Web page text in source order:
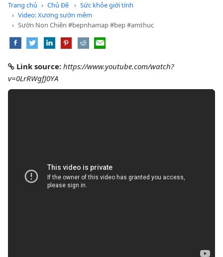
Trang chủ Chủ Đề
Sức khỏe giới tính
Video: Xương sườn mềm
Sườn Non Chiên #bepnhamap #bep #amthuc
Link source: https://www.youtube.com/watch?
v=0LrRWgfJ0YA